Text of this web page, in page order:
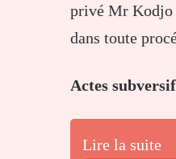
privé Mr Kodjo
dans toute
Actes
Lire la suite